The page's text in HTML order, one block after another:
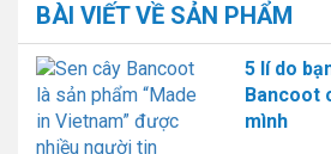
BÀI VIẾT VỀ SẢN PHẨM
5 lí do
Bancoot
mình